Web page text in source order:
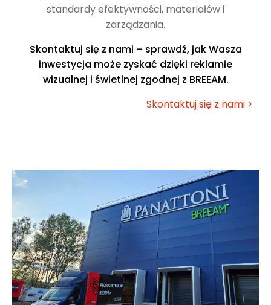
standardy efektywności, materiałów i
zarządzania.
Skontaktuj się z nami – sprawdź, jak Wasza
inwestycja może zyskać dzięki reklamie
wizualnej i świetlnej zgodnej z BREEAM.
Skontaktuj się z nami >